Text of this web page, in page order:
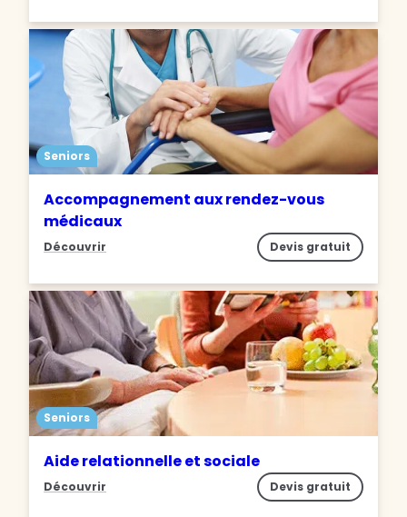
Seniors
Accompagnement aux rendez-vous
médicaux
Découvrir Devis gratuit
Seniors
Aide relationnelle et sociale
Découvrir Devis gratuit